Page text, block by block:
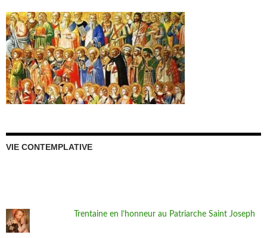
VIE CONTEMPLATIVE
Trentaine en l’honneur au Patriarche Saint Joseph